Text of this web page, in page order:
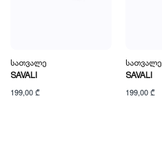
Სათვალე
SAVALI
199,00 ₾
Სათვალე
SAVALI
199,00 ₾